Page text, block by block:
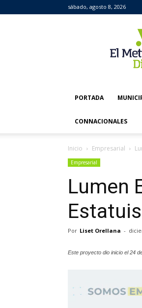
sábado, agosto 8, 2026
Metropolitano
Digital
PORTADA
CONNACIONALES
Inicio Empresarial
Empresarial
Lumen
Por Liset Orellana -
Este proyecto dio inicio el 24